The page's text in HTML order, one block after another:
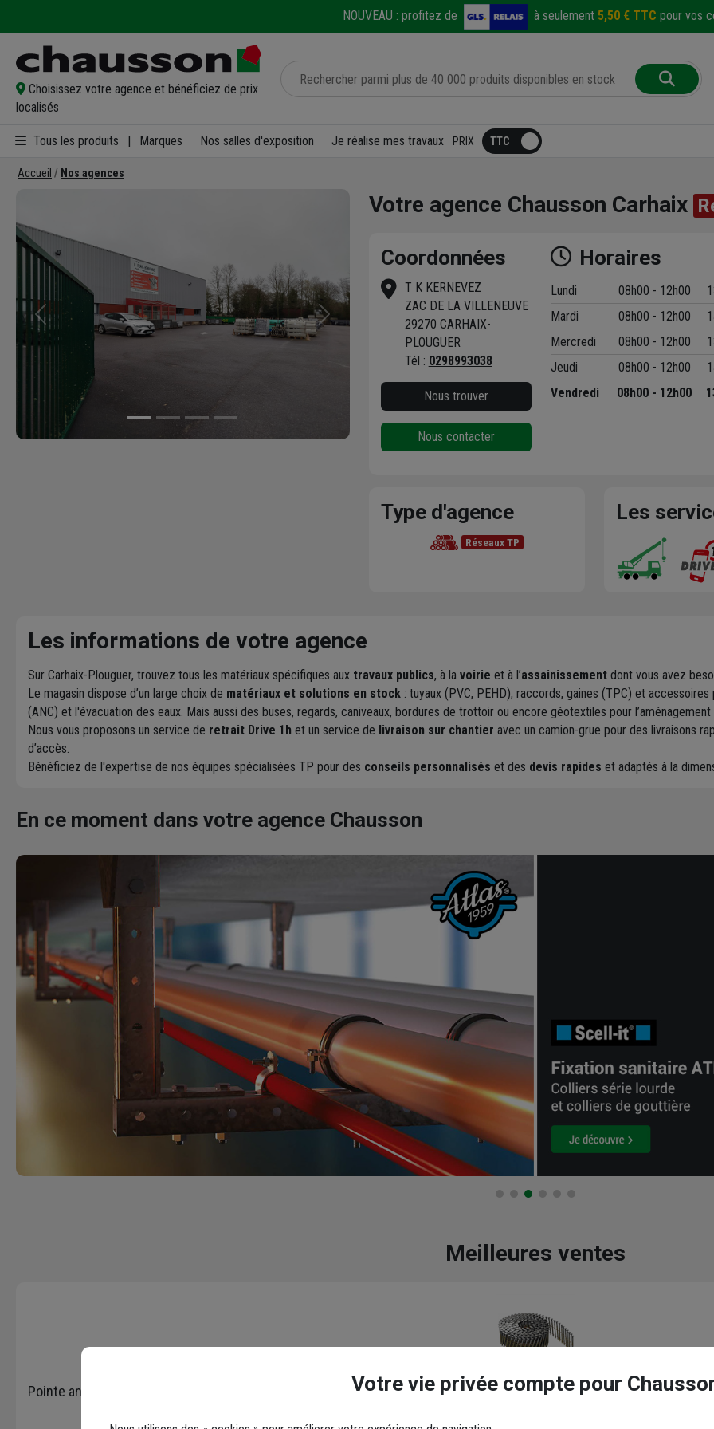
NOUVEAU : profitez de à seulement 5,50 € TTC pour vos
Choisissez votre agence et bénéficiez de prix
localisés
Tous les produits Marques Nos salles d'exposition Je réalise mes travaux PRIX
Accueil Nos agences
Précédent Suivant
Votre agence Chausson Carhaix
Coordonnées
T K KERNEVEZ
ZAC DE LA VILLENEUVE
29270 CARHAIX-
PLOUGUER
Tél : 0298993038
Nous trouver
Nous contacter
Horaires
Lundi 08h00 - 12h00
Mardi
08h00 - 12h00
Mercredi
08h00 - 12h00
Jeudi
08h00 - 12h00
Vendredi
08h00 - 12h00
Type d'agence
Réseaux TP
Les
Les informations de votre agence
Sur Carhaix-Plouguer, trouvez tous les matériaux spécifiques aux travaux publics, à la voirie et à l’assainissement dont vous avez
Le magasin dispose d’un large choix de matériaux et solutions en stock : tuyaux (PVC, PEHD), raccords, gaines (TPC) et
(ANC) et l'évacuation des eaux. Mais aussi des buses, regards, caniveaux, bordures de trottoir ou encore géotextiles pour
Nous vous proposons un service de retrait Drive 1h et un service de livraison sur chantier avec un camion-grue pour des livraisons
d’accès.
Bénéficiez de l'expertise de nos équipes spécialisées TP pour des conseils personnalisés et des devis rapides et adaptés à la
En ce moment dans votre agence Chausson
Meilleures ventes
Pointe annelée en acier clair Bostitch en rouleau pour cloueur pneumatique - 2.5 x 70 mm - boîte de 9000
Votre vie privée compte pour